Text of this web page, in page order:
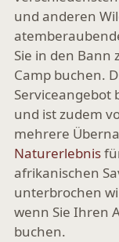
und anderen
Sie in den Bann
Camp buchen.
Serviceangebot
und ist zudem
mehrere
Naturerlebnis
afrikanischen
unterbrochen
wenn Sie Ihren
buchen.